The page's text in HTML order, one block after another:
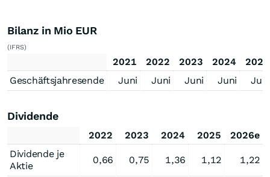
Bilanz in Mio EUR
(IFRS)
2021 2022 2023 2024
2025
Geschäftsjahresende
Juni Juni Juni Juni Juni
Dividende
2022 2023 2024 2025
2026e
Dividende je
Aktie
0,66 0,75 1,36 1,12 1,22